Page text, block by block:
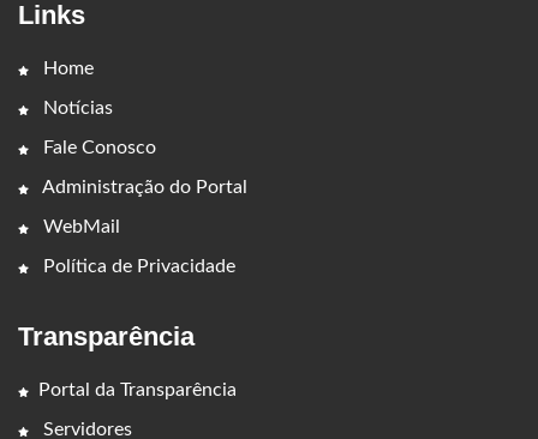
Links
Home
Notícias
Fale Conosco
Administração do Portal
WebMail
Política de Privacidade
Transparência
Portal da Transparência
Servidores